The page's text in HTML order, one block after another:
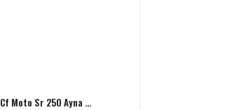
Cf Moto Sr 250 Ayna ...